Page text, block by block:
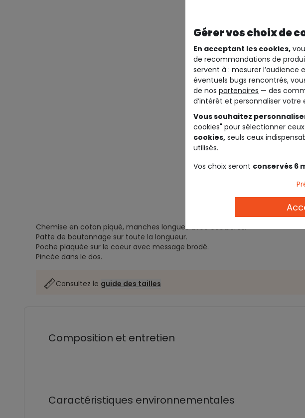
Chemise en coton piqué, manches longues avec coudières.
Patte de boutonnage sur toute la longueur.
Poche plaquée sur le coeur avec message brodé.
Pincée dans le dos.
Consultez le guide des tailles
Composition et entretien
Caractéristiques environnementales
Gérer vos choix de
En acceptant les cookies,
de recommandations de
servent à : mesurer l’audience
éventuels bugs rencontrés,
de nos partenaires — des
d’intérêt et personnaliser votre
Vous souhaitez
cookies" pour sélectionner
cookies, seuls ceux
utilisés.
Vos choix seront conservés 6